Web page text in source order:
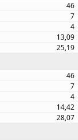
46
7
4
13,09
25,19
46
7
4
14,42
28,07